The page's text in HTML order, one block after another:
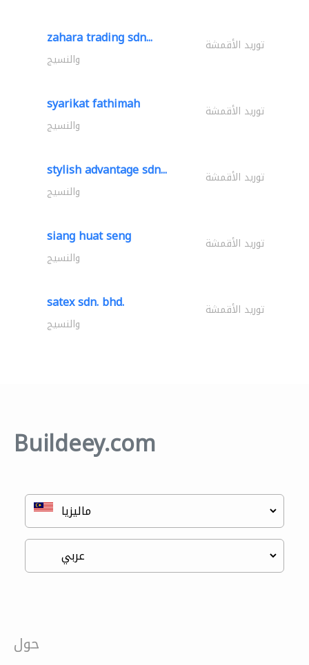
zahara trading sdn... توريد الأقمشة
والنسيج
syarikat fathimah توريد الأقمشة
والنسيج
stylish advantage sdn... توريد الأقمشة
والنسيج
siang huat seng توريد الأقمشة
والنسيج
satex sdn. bhd. توريد الأقمشة
والنسيج
Buildeey.com
حول